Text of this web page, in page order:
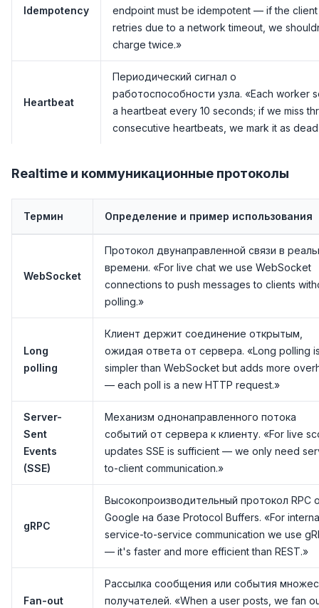
Idempotency
endpoint must be idempotent — if the client
retries due to a network timeout, we
charge twice.»
Heartbeat
Периодический сигнал о
работоспособности узла. «Each worker
a heartbeat every 10 seconds; if we miss
consecutive heartbeats, we mark it as
Realtime и коммуникационные протоколы
Термин Определение и пример использования
WebSocket
Протокол двунаправленной связи в
времени. «For live chat we use WebSocket
connections to push messages to clients
polling.»
Long
polling
Клиент держит соединение открытым,
ожидая ответа от сервера. «Long polling
simpler than WebSocket but adds more
— each poll is a new HTTP request.»
Server-
Sent
Events
(SSE)
Механизм однонаправленного потока
событий от сервера к клиенту. «For live
updates SSE is sufficient — we only need
to-client communication.»
gRPC
Высокопроизводительный протокол RPC
Google на базе Protocol Buffers. «For
service-to-service communication we use
— it's faster and more efficient than REST.»
Fan-out
Рассылка сообщения или события
получателей. «When a user posts, we fan